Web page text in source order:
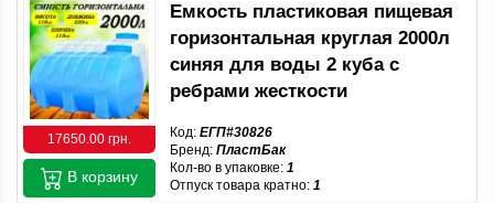
17650.00 грн.
Емкость пластиковая пищевая
горизонтальная круглая 2000л
синяя для воды 2 куба с
ребрами жесткости
Код: ЕГП#30826
Бренд: ПластБак
Кол-во в упаковке: 1
Отпуск товара кратно: 1
В корзину